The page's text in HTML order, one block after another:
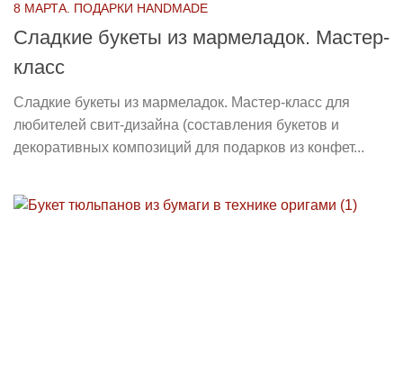
8 МАРТА. ПОДАРКИ HANDMADE
Сладкие букеты из мармеладок. Мастер-
класс
Сладкие букеты из мармеладок. Мастер-класс для
любителей свит-дизайна (составления букетов и
декоративных композиций для подарков из конфет...